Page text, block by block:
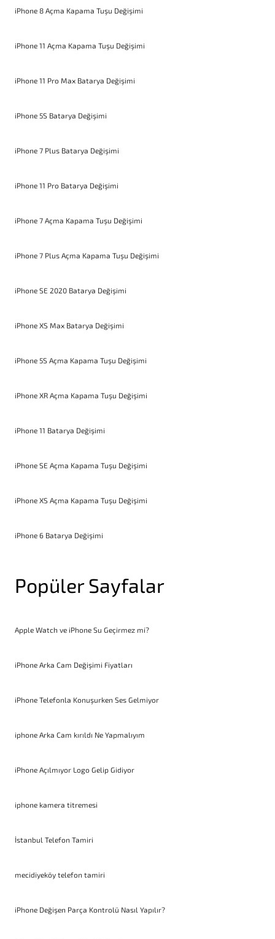
iPhone 8 Açma Kapama Tuşu Değişimi
iPhone 11 Açma Kapama Tuşu Değişimi
iPhone 11 Pro Max Batarya Değişimi
iPhone 5S Batarya Değişimi
iPhone 7 Plus Batarya Değişimi
iPhone 11 Pro Batarya Değişimi
iPhone 7 Açma Kapama Tuşu Değişimi
iPhone 7 Plus Açma Kapama Tuşu Değişimi
iPhone SE 2020 Batarya Değişimi
iPhone XS Max Batarya Değişimi
iPhone 5S Açma Kapama Tuşu Değişimi
iPhone XR Açma Kapama Tuşu Değişimi
iPhone 11 Batarya Değişimi
iPhone SE Açma Kapama Tuşu Değişimi
iPhone XS Açma Kapama Tuşu Değişimi
iPhone 6 Batarya Değişimi
Popüler Sayfalar
Apple Watch ve iPhone Su Geçirmez mi?
iPhone Arka Cam Değişimi Fiyatları
iPhone Telefonla Konuşurken Ses Gelmiyor
iphone Arka Cam kırıldı Ne Yapmalıyım
iPhone Açılmıyor Logo Gelip Gidiyor
iphone kamera titremesi
İstanbul Telefon Tamiri
mecidiyeköy telefon tamiri
iPhone Değişen Parça Kontrolü Nasıl Yapılır?